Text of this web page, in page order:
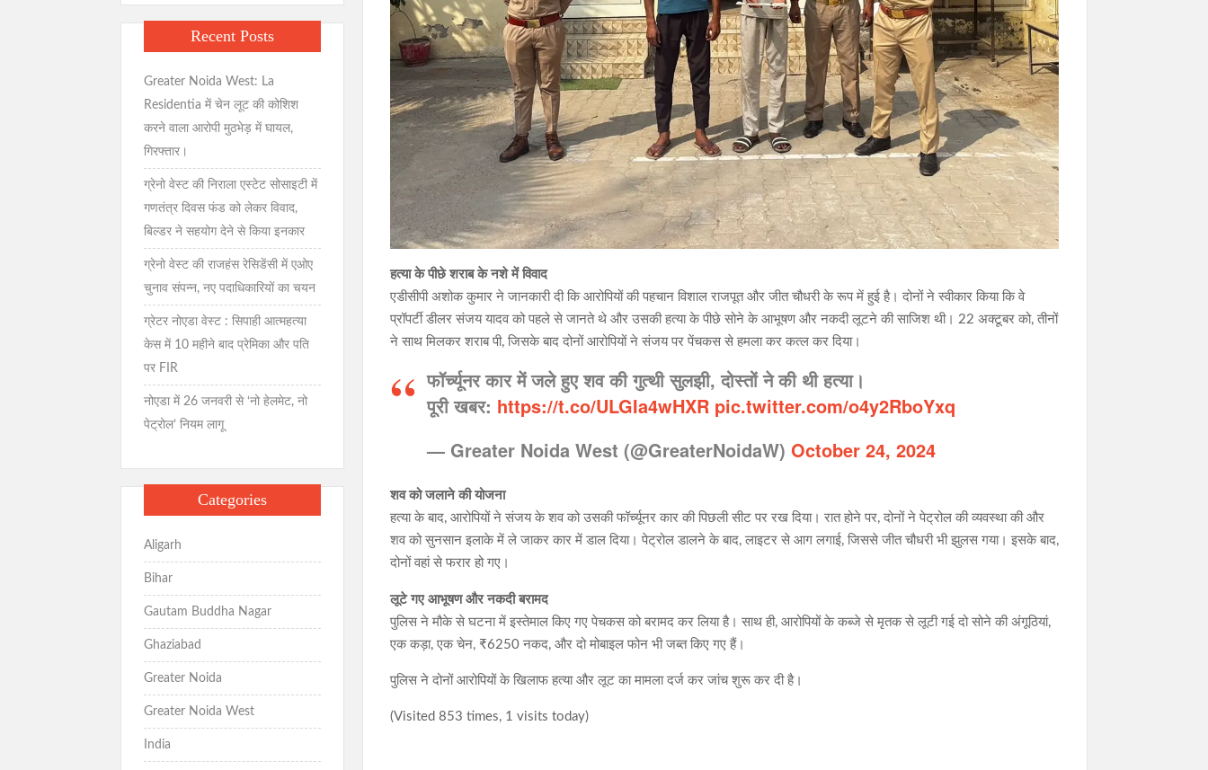
हत्या के पीछे शराब के नशे में विवाद
एडीसीपी अशोक कुमार ने जानकारी दी कि आरोपियों की पहचान विशाल राजपूत और जीत चौधरी के रूप में हुई है। दोनों ने स्वीकार किया कि वे
प्रॉपर्टी डीलर संजय यादव को पहले से जानते थे और उसकी हत्या के पीछे सोने के आभूषण और नकदी लूटने की साजिश थी। 22 अक्टूबर को, तीनों
ने साथ मिलकर शराब पी, जिसके बाद दोनों आरोपियों ने संजय पर पेंचकस से हमला कर कत्ल कर दिया।
फॉर्च्यूनर कार में जले हुए शव की गुत्थी सुलझी, दोस्तों ने की थी हत्या।
पूरी खबर: https://t.co/ULGIa4wHXR pic.twitter.com/o4y2RboYxq
— Greater Noida West (@GreaterNoidaW)October 24, 2024
शव को जलाने की योजना
हत्या के बाद, आरोपियों ने संजय के शव को उसकी फॉर्च्यूनर कार की पिछली सीट पर रख दिया। रात होने पर, दोनों ने पेट्रोल की व्यवस्था की और
शव को सुनसान इलाके में ले जाकर कार में डाल दिया। पेट्रोल डालने के बाद, लाइटर से आग लगाई, जिससे जीत चौधरी भी झुलस गया। इसके बाद,
दोनों वहां से फरार हो गए।
लूटे गए आभूषण और नकदी बरामद
पुलिस ने मौके से घटना में इस्तेमाल किए गए पेचकस को बरामद कर लिया है। साथ ही, आरोपियों के कब्जे से मृतक से लूटी गई दो सोने की अंगूठियां,
एक कड़ा, एक चेन, ₹6250 नकद, और दो मोबाइल फोन भी जब्त किए गए हैं।
पुलिस ने दोनों आरोपियों के खिलाफ हत्या और लूट का मामला दर्ज कर जांच शुरू कर दी है।
(Visited 853 times, 1 visits today)
Recent Posts
Greater Noida West: La
Residentia में चेन लूट की कोशिश
करने वाला आरोपी मुठभेड़ में घायल,
गिरफ्तार।
ग्रेनो वेस्ट की निराला एस्टेट सोसाइटी में
गणतंत्र दिवस फंड को लेकर विवाद,
बिल्डर ने सहयोग देने से किया इनकार
ग्रेनो वेस्ट की राजहंस रेसिडेंसी में एओए
चुनाव संपन्न, नए पदाधिकारियों का चयन
ग्रेटर नोएडा वेस्ट : सिपाही आत्महत्या
केस में 10 महीने बाद प्रेमिका और पति
पर FIR
नोएडा में 26 जनवरी से ‘नो हेलमेट, नो
पेट्रोल’ नियम लागू
Categories
Aligarh
Bihar
Gautam Buddha Nagar
Ghaziabad
Greater Noida
Greater Noida West
India